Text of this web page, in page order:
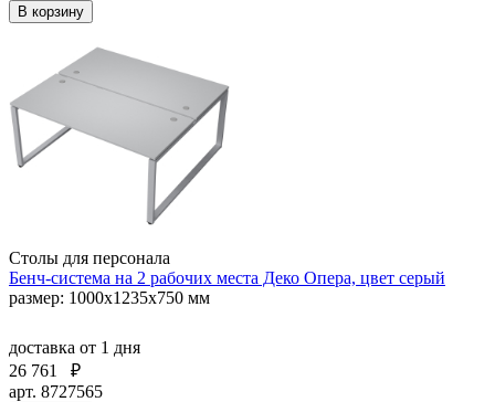
В корзину
Столы для персонала
Бенч-система на 2 рабочих места Деко Опера, цвет серый
размер: 1000х1235х750 мм
доставка от 1 дня
26 761
₽
арт. 8727565